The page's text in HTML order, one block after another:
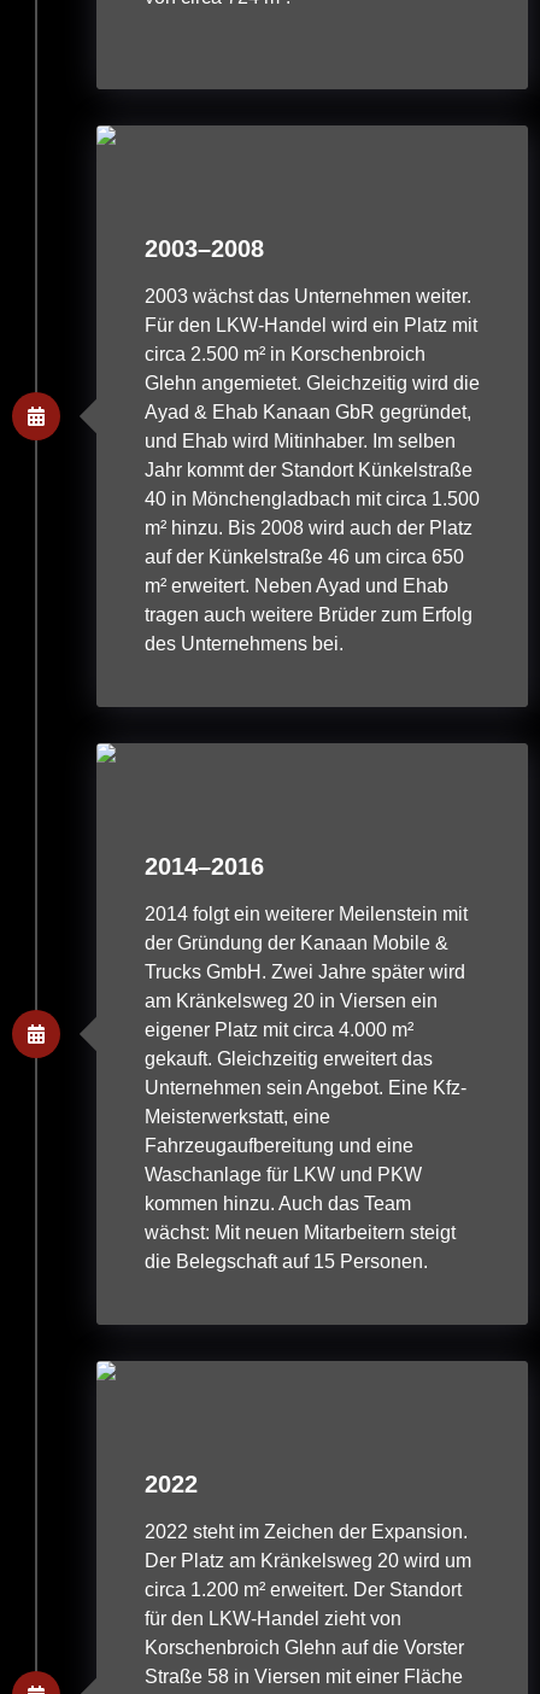
2003–2008
2003 wächst das Unternehmen weiter.
Für den LKW-Handel wird ein Platz mit
circa 2.500 m² in Korschenbroich
Glehn angemietet. Gleichzeitig wird die
Ayad & Ehab Kanaan GbR gegründet,
und Ehab wird Mitinhaber. Im selben
Jahr kommt der Standort Künkelstraße
40 in Mönchengladbach mit circa 1.500
m² hinzu. Bis 2008 wird auch der Platz
auf der Künkelstraße 46 um circa 650
m² erweitert. Neben Ayad und Ehab
tragen auch weitere Brüder zum Erfolg
des Unternehmens bei.
2014–2016
2014 folgt ein weiterer Meilenstein mit
der Gründung der Kanaan Mobile &
Trucks GmbH. Zwei Jahre später wird
am Kränkelsweg 20 in Viersen ein
eigener Platz mit circa 4.000 m²
gekauft. Gleichzeitig erweitert das
Unternehmen sein Angebot. Eine Kfz-
Meisterwerkstatt, eine
Fahrzeugaufbereitung und eine
Waschanlage für LKW und PKW
kommen hinzu. Auch das Team
wächst: Mit neuen Mitarbeitern steigt
die Belegschaft auf 15 Personen.
2022
2022 steht im Zeichen der Expansion.
Der Platz am Kränkelsweg 20 wird um
circa 1.200 m² erweitert. Der Standort
für den LKW-Handel zieht von
Korschenbroich Glehn auf die Vorster
Straße 58 in Viersen mit einer Fläche